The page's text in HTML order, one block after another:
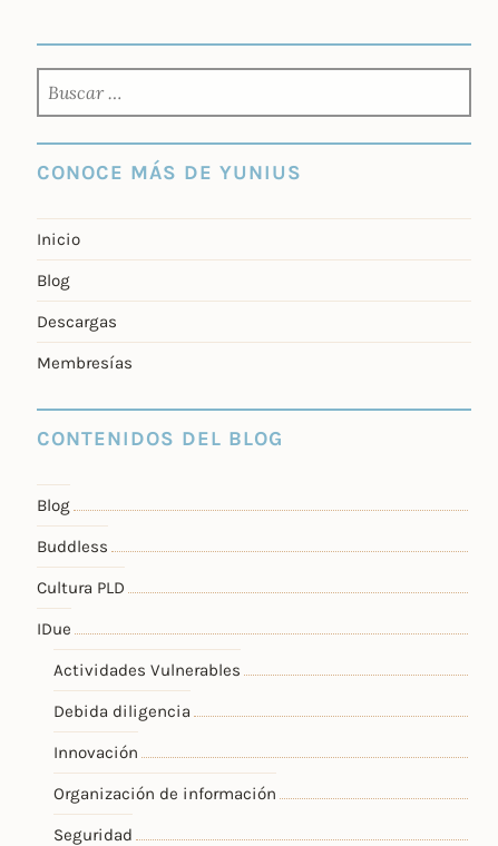
CONOCE MÁS DE YUNIUS
Inicio
Blog
Descargas
Membresías
CONTENIDOS DEL BLOG
Blog
Buddless
Cultura PLD
IDue
Actividades Vulnerables
Debida diligencia
Innovación
Organización de información
Seguridad